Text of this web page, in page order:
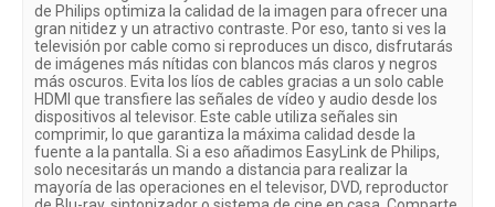
de Philips optimiza la calidad de la imagen para ofrecer una
gran nitidez y un atractivo contraste. Por eso, tanto si ves la
televisión por cable como si reproduces un disco, disfrutarás
de imágenes más nítidas con blancos más claros y negros
más oscuros. Evita los líos de cables gracias a un solo cable
HDMI que transfiere las señales de vídeo y audio desde los
dispositivos al televisor. Este cable utiliza señales sin
comprimir, lo que garantiza la máxima calidad desde la
fuente a la pantalla. Si a eso añadimos EasyLink de Philips,
solo necesitarás un mando a distancia para realizar la
mayoría de las operaciones en el televisor, DVD, reproductor